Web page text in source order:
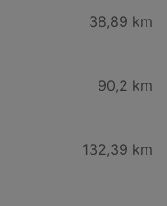
38,89 km
90,2 km
132,39 km